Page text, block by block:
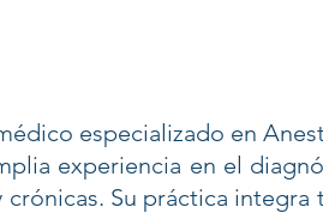
especializado en
experiencia en el
Su práctica